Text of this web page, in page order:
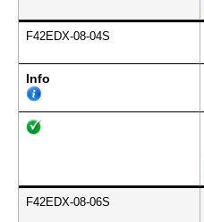
F42EDX-08-04S
Info
F42EDX-08-06S